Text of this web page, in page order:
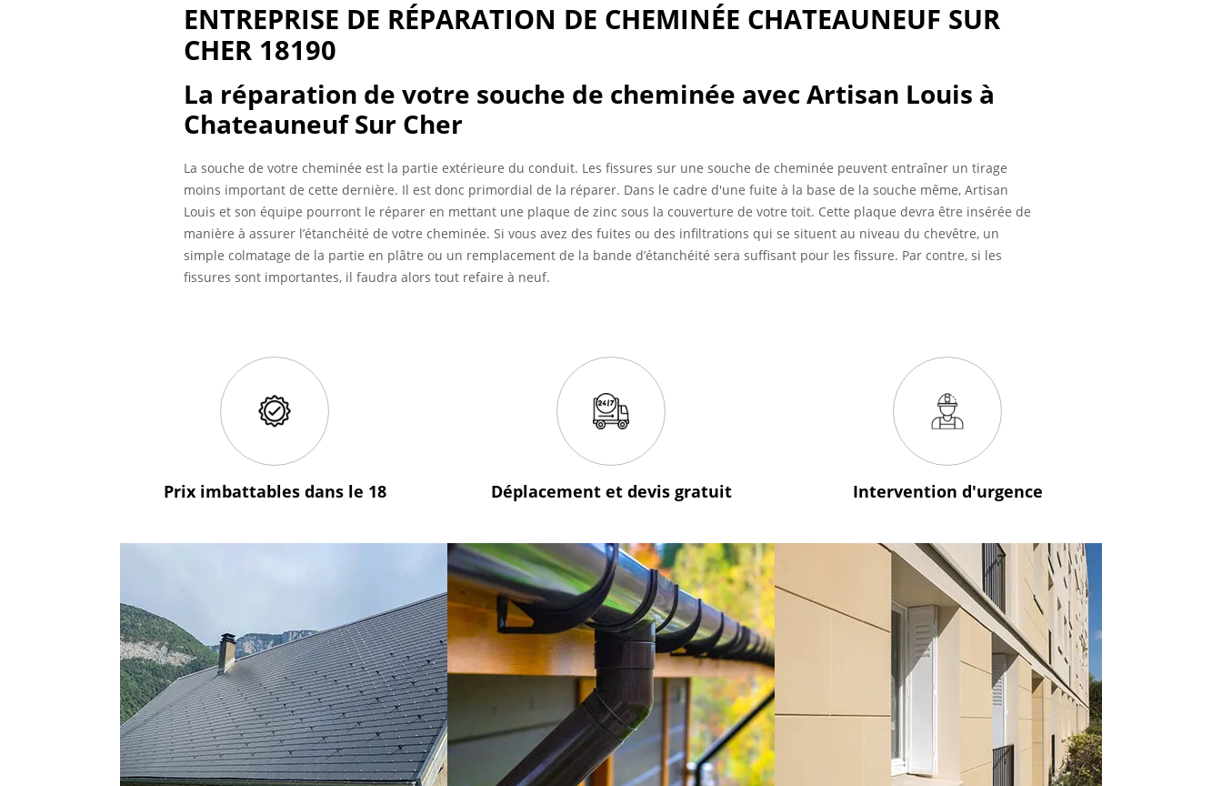
ENTREPRISE DE RÉPARATION DE CHEMINÉE CHATEAUNEUF SUR
CHER 18190
La réparation de votre souche de cheminée avec Artisan Louis à
Chateauneuf Sur Cher
La souche de votre cheminée est la partie extérieure du conduit. Les fissures sur une souche de cheminée peuvent entraîner un tirage
moins important de cette dernière. Il est donc primordial de la réparer. Dans le cadre d'une fuite à la base de la souche même, Artisan
Louis et son équipe pourront le réparer en mettant une plaque de zinc sous la couverture de votre toit. Cette plaque devra être insérée de
manière à assurer l’étanchéité de votre cheminée. Si vous avez des fuites ou des infiltrations qui se situent au niveau du chevêtre, un
simple colmatage de la partie en plâtre ou un remplacement de la bande d’étanchéité sera suffisant pour les fissure. Par contre, si les
fissures sont importantes, il faudra alors tout refaire à neuf.
Prix imbattables dans le 18 Déplacement et devis gratuit Intervention d'urgence